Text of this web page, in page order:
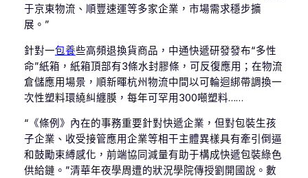
于京東物流、順豐速運等多家企業，市場需求穩步擴
展。”
針對一包養些高頻退換貨商品，中通快遞研發發布“多性
命”紙箱，紙箱頂部有3條水封膠條，可反復應用；在物流
倉儲應用場景，順新暉杭州物流中間以可輪迴綁帶調換一
次性塑料環繞糾纏膜，每年可罕用300噸塑料……
“《條例》內在的事務重要針對快遞企業，但對包裝生孩
子企業、收受接管應用企業等相干主體異樣具有牽引倒逼
和鼓勵束縛感化，前端協同減量有助于構成快遞包裝綠色
供給鏈。”清華年夜學周遭的狀況學院傳授劉開國說。數